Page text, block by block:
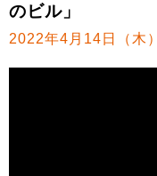
のビル」
2022年4月14日（木）